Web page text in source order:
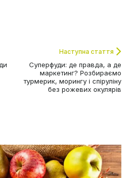
Наступна стаття
Суперфуди: де правда, а де
маркетинг? Розбираємо
турмерик, морингу і спіруліну
без рожевих окулярів